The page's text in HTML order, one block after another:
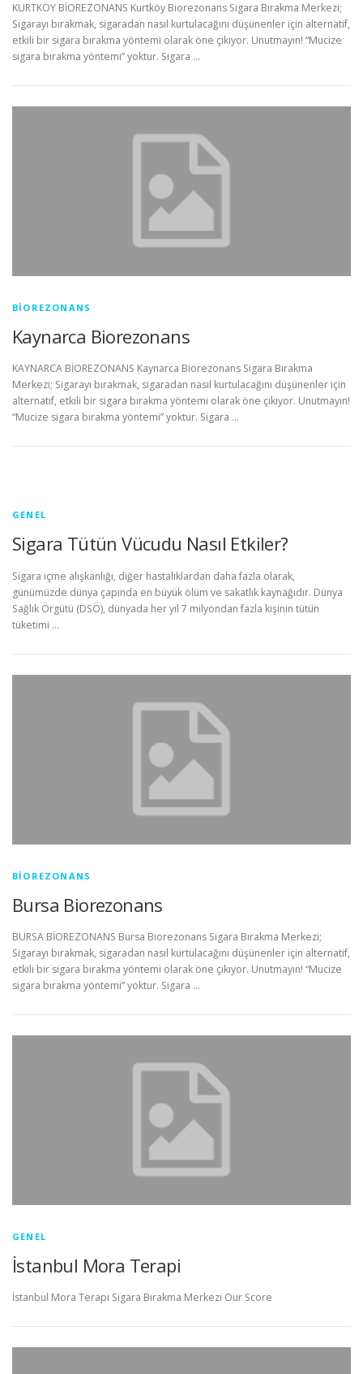
KURTKÖY BİOREZONANS Kurtköy Biorezonans Sigara Bırakma Merkezi;
Sigarayı bırakmak, sigaradan nasıl kurtulacağını düşünenler için alternatif,
etkili bir sigara bırakma yöntemi olarak öne çıkıyor. Unutmayın! “Mucize
sigara bırakma yöntemi” yoktur. Sigara …
BIOREZONANS
Kaynarca Biorezonans
KAYNARCA BİOREZONANS Kaynarca Biorezonans Sigara Bırakma
Merkezi; Sigarayı bırakmak, sigaradan nasıl kurtulacağını düşünenler için
alternatif, etkili bir sigara bırakma yöntemi olarak öne çıkıyor. Unutmayın!
“Mucize sigara bırakma yöntemi” yoktur. Sigara …
GENEL
Sigara Tütün Vücudu Nasıl Etkiler?
Sigara içme alışkanlığı, diğer hastalıklardan daha fazla olarak,
günümüzde dünya çapında en büyük ölüm ve sakatlık kaynağıdır. Dünya
Sağlık Örgütü (DSÖ), dünyada her yıl 7 milyondan fazla kişinin tütün
tüketimi …
BIOREZONANS
Bursa Biorezonans
BURSA BİOREZONANS Bursa Biorezonans Sigara Bırakma Merkezi;
Sigarayı bırakmak, sigaradan nasıl kurtulacağını düşünenler için alternatif,
etkili bir sigara bırakma yöntemi olarak öne çıkıyor. Unutmayın! “Mucize
sigara bırakma yöntemi” yoktur. Sigara …
GENEL
İstanbul Mora Terapi
İstanbul Mora Terapi Sigara Bırakma Merkezi Our Score